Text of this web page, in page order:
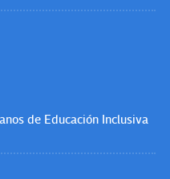
de Educación Inclusiva